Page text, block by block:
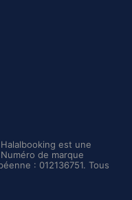
est une
de marque
: 012136751. Tous